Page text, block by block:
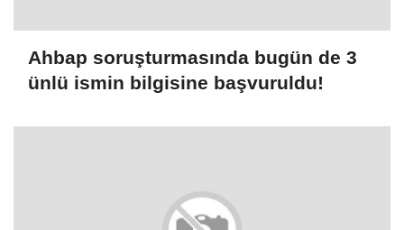
Ahbap soruşturmasında bugün de 3
ünlü ismin bilgisine başvuruldu!